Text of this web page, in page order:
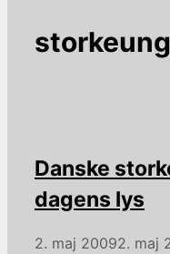
Danske
dagens lys
2. maj 20092. maj